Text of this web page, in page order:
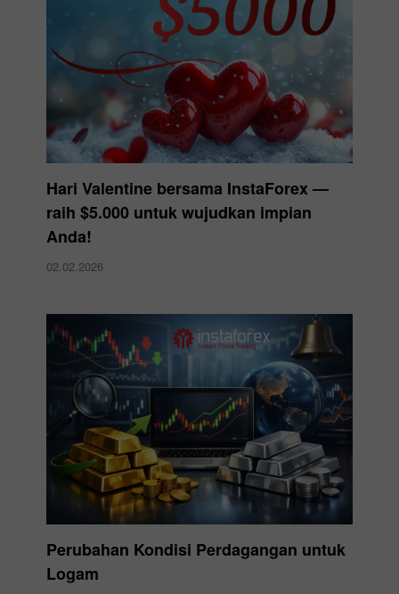
Hari Valentine bersama InstaForex —
raih $5.000 untuk wujudkan impian
Anda!
02.02.2026
Perubahan Kondisi Perdagangan untuk
Logam